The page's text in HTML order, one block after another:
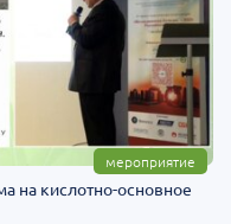
мероприятие
на кислотно-основное